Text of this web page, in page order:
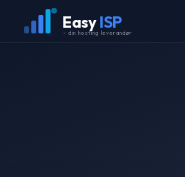
EasyISP
- din hosting leverandør